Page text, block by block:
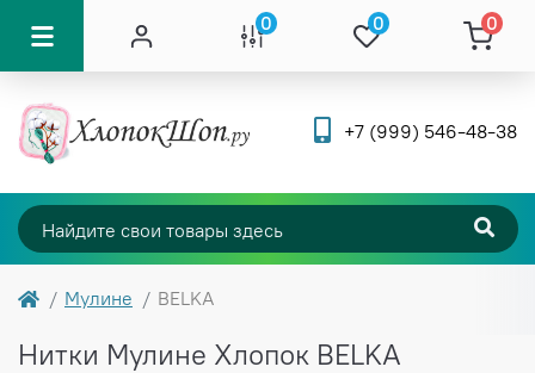
0 0 0
+7 (999) 546-48-38
Мулине BELKA
Нитки Мулине Хлопок BELKA